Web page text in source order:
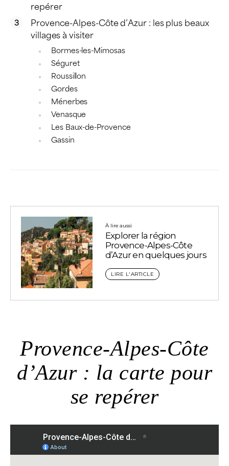
repérer
Provence-Alpes-Côte d’Azur : les plus beaux
villages à visiter
Bormes-les-Mimosas
Séguret
Roussillon
Gordes
Ménerbes
Venasque
Les Baux-de-Provence
Gassin
À lire aussi
Explorer la région
Provence-Alpes-Côte
d’Azur en quelques jours
LIRE L'ARTICLE
Provence-Alpes-Côte
d’Azur : la carte pour
se repérer